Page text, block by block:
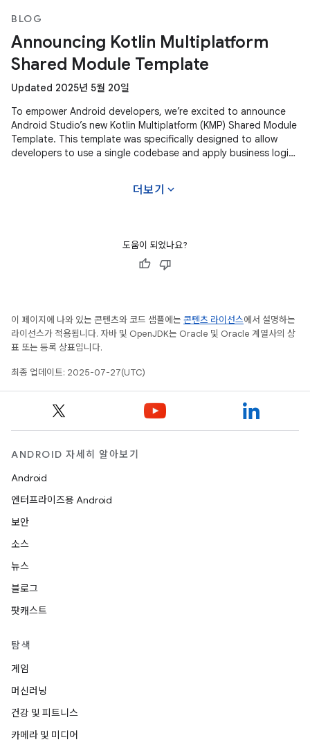
BLOG
Announcing Kotlin Multiplatform
Shared Module Template
Updated 2025년 5월 20일
To empower Android developers, we’re excited to announce
Android Studio’s new Kotlin Multiplatform (KMP) Shared Module
Template. This template was specifically designed to allow
developers to use a single codebase and apply business logic
더보기 expand_more
도움이 되었나요?
이 페이지에 나와 있는 콘텐츠와 코드 샘플에는 콘텐츠 라이선스에서 설명하는
라이선스가 적용됩니다. 자바 및 OpenJDK는 Oracle 및 Oracle 계열사의 상
표 또는 등록 상표입니다.
최종 업데이트: 2025-07-27(UTC)
ANDROID 자세히 알아보기
Android
엔터프라이즈용 Android
보안
소스
뉴스
블로그
팟캐스트
탐색
게임
머신러닝
건강 및 피트니스
카메라 및 미디어